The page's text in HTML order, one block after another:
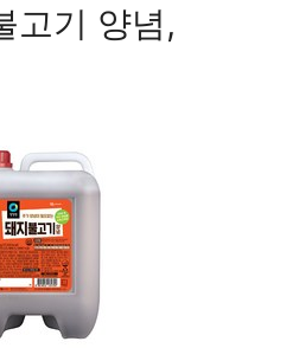
고기 양념,